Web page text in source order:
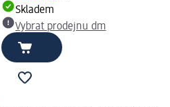
Skladem
Vybrat prodejnu dm